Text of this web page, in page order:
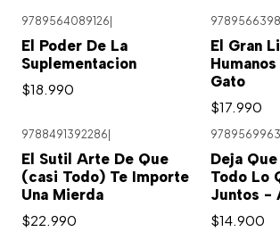
9789564089126|
El Poder De La
Suplementacion
$18.990
El Gran
Gato
$17.990
9788491392286
El Sutil Arte De Que
(casi Todo) Te Importe
Una Mierda
$22.990
Deja
Todo Lo
Juntos -
$14.900